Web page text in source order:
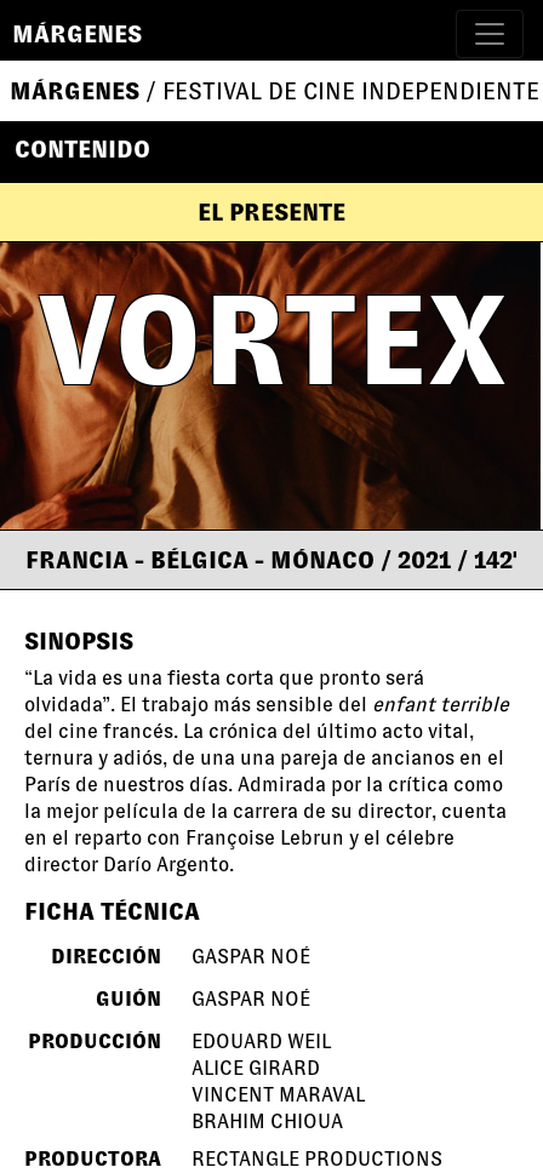
MÁRGENES
MÁRGENES / FESTIVAL DE CINE
CONTENIDO
EL PRESENTE
VORTEX
FRANCIA - BÉLGICA - MÓNACO / 2021 / 142'
SINOPSIS
“La vida es una fiesta corta que pronto será
olvidada”. El trabajo más sensible del enfant terrible
del cine francés. La crónica del último acto vital,
ternura y adiós, de una una pareja de ancianos en el
París de nuestros días. Admirada por la crítica como
la mejor película de la carrera de su director, cuenta
en el reparto con Françoise Lebrun y el célebre
director Darío Argento.
FICHA TÉCNICA
DIRECCIÓN
GASPAR NOÉ
GUIÓN
GASPAR NOÉ
PRODUCCIÓN
EDOUARD WEIL
ALICE GIRARD
VINCENT MARAVAL
BRAHIM CHIOUA
PRODUCTORA
RECTANGLE PRODUCTIONS